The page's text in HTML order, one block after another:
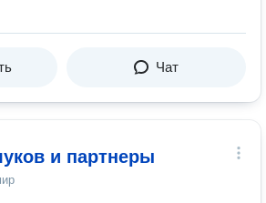
Чат
Саблуков и партнеры